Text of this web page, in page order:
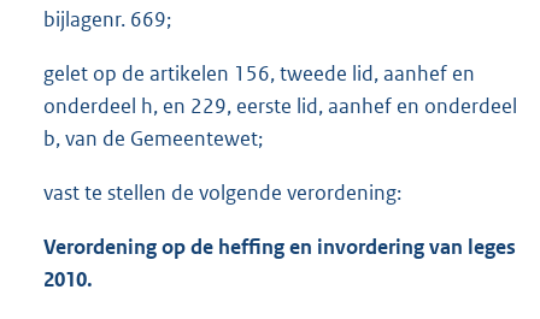
bijlagenr. 669;
gelet op de artikelen 156, tweede lid, aanhef en
onderdeel h, en 229, eerste lid, aanhef en onderdeel
b, van de Gemeentewet;
vast te stellen de volgende verordening:
Verordening op de heffing en invordering van leges
2010.